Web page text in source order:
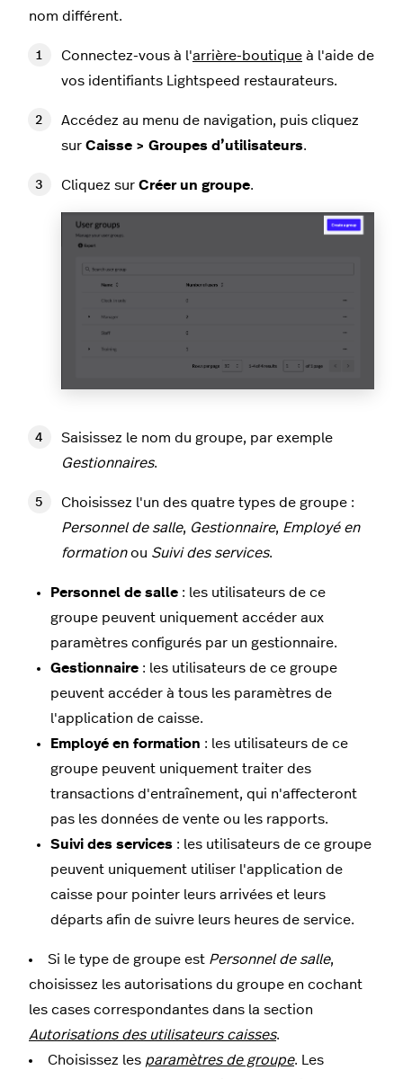
nom différent.
Connectez-vous à l'arrière-boutique à l'aide de
vos identifiants Lightspeed restaurateurs.
Accédez au menu de navigation, puis cliquez
sur Caisse > Groupes d’utilisateurs.
Cliquez sur Créer un groupe.
Saisissez le nom du groupe, par exemple
Gestionnaires.
Choisissez l'un des quatre types de groupe :
Personnel de salle, Gestionnaire, Employé en
formationou Suivi des services.
Personnel de salle : les utilisateurs de ce
groupe peuvent uniquement accéder aux
paramètres configurés par un gestionnaire.
Gestionnaire : les utilisateurs de ce groupe
peuvent accéder à tous les paramètres de
l'application de caisse.
Employé en formation : les utilisateurs de ce
groupe peuvent uniquement traiter des
transactions d'entraînement, qui n'affecteront
pas les données de vente ou les rapports.
Suivi des services : les utilisateurs de ce groupe
peuvent uniquement utiliser l'application de
caisse pour pointer leurs arrivées et leurs
départs afin de suivre leurs heures de service.
Si le type de groupe est Personnel de salle,
choisissez les autorisations du groupe en cochant
les cases correspondantes dans la section
Autorisations des utilisateurs caisses.
Choisissez les paramètres de groupe. Les